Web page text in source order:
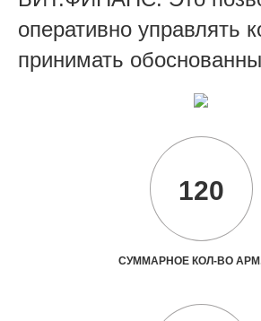
оперативно управлять
принимать
120
СУММАРНОЕ КОЛ-ВО